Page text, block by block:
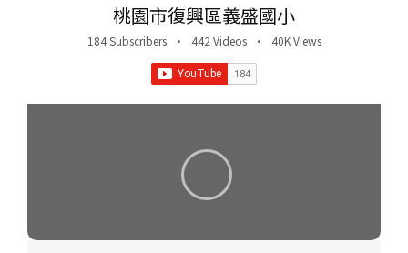
桃園市復興區義盛國小
184 Subscribers • 442 Videos • 40K Views